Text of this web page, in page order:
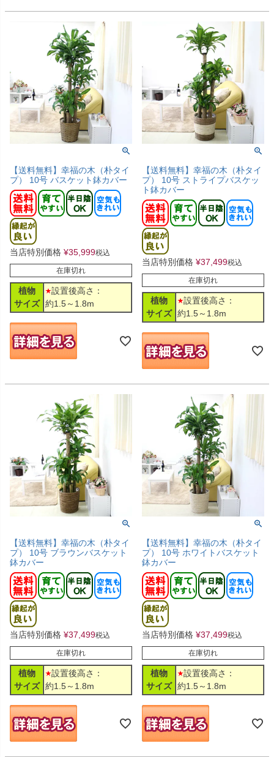
【送料無料】幸福の木（朴タイ
プ） 10号 バスケット鉢カバー
当店特別価格 ¥35,999税込
在庫切れ
植物
サイズ
設置後高さ：
約1.5～1.8m
【送料無料】幸福の木（朴タイ
プ） 10号 ストライプバスケッ
ト鉢カバー
当店特別価格 ¥37,499税込
在庫切れ
植物
サイズ
設置後高さ：
約1.5～1.8m
【送料無料】幸福の木（朴タイ
プ） 10号 ブラウンバスケット
鉢カバー
当店特別価格 ¥37,499税込
在庫切れ
植物
サイズ
設置後高さ：
約1.5～1.8m
【送料無料】幸福の木（朴タイ
プ） 10号 ホワイトバスケット
鉢カバー
当店特別価格 ¥37,499税込
在庫切れ
植物
サイズ
設置後高さ：
約1.5～1.8m